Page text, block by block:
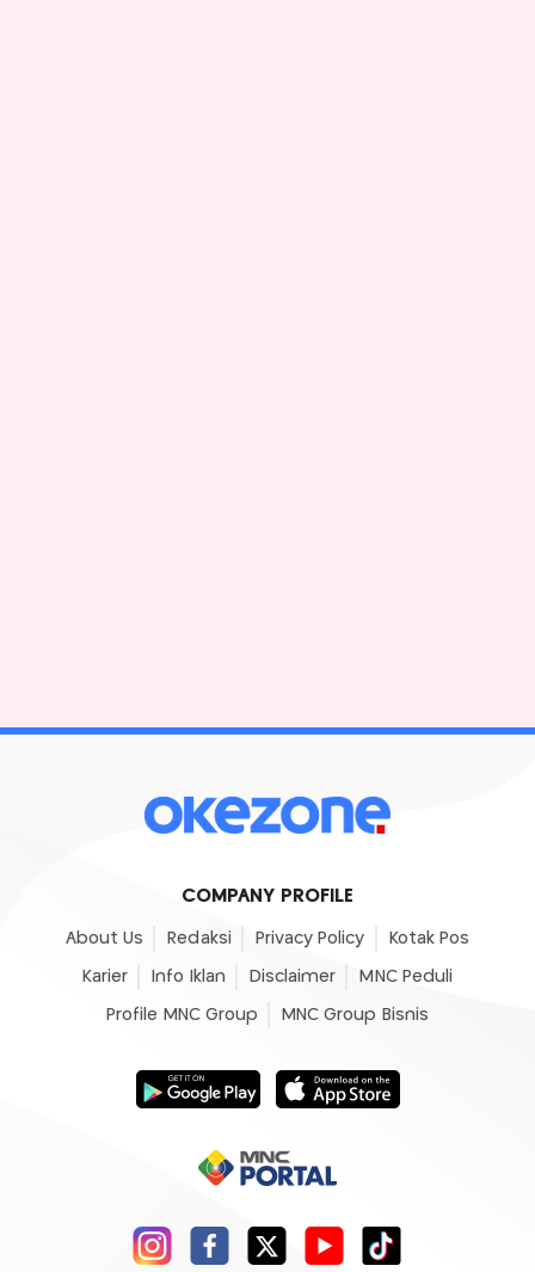
COMPANY PROFILE
About Us Redaksi Privacy Policy Kotak Pos
Karier Info Iklan Disclaimer MNC Peduli
Profile MNC Group MNC Group Bisnis